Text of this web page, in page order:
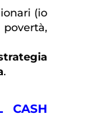
(io
.
CASH